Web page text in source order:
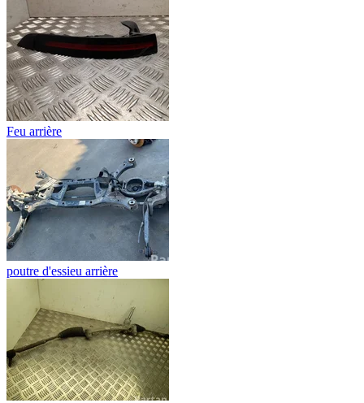
Feu arrière
poutre d'essieu arrière